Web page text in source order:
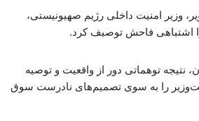
وزیر امنیت داخلی رژیم صهیونیستی،
اشتباهی فاحش توصیف کرد.
نتیجه توهماتی دور از واقعیت و توصیه
را به سوی تصمیم‌های نادرست سوق